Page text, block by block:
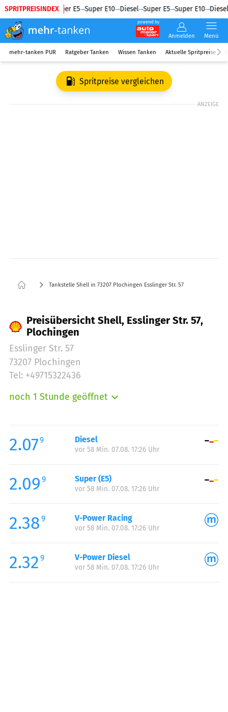
SPRITPREISINDEX
Diesel Super E5 Super E10 Diesel Super E5 Super E10 Diesel
powered by
Anmelden Menü
mehr-tanken PUR Ratgeber Tanken Wissen Tanken Aktuelle Spritpreise
Spritpreise vergleichen
ANZEIGE
Tankstelle Shell in 73207 Plochingen Esslinger Str. 57
Preisübersicht Shell, Esslinger Str. 57,
Plochingen
Esslinger Str. 57
73207 Plochingen
Tel: +49715322436
noch 1 Stunde geöffnet
Mittwoch:
05:00-22:00
Donnerstag:
Samstag:
06:00-22:00
Sonntag:
2.079 Diesel
vor 58 Min. 07.08. 17:26 Uhr
2.09 9 Super (E5)
vor 58 Min. 07.08. 17:26 Uhr
2.38 9 V-Power Racing
vor 58 Min. 07.08. 17:26 Uhr
2.32 9 V-Power Diesel
vor 58 Min. 07.08. 17:26 Uhr